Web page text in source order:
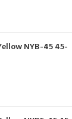
NYB-45 45-